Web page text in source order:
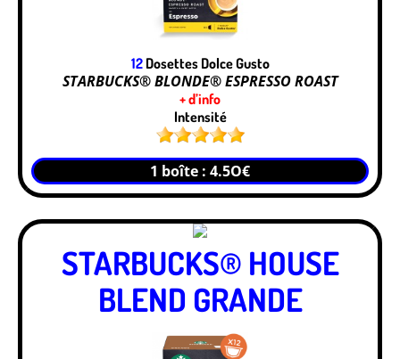
12Dosettes Dolce Gusto
STARBUCKS® BLONDE® ESPRESSO ROAST
+ d’info
Intensité
1 boîte : 4.5O€
STARBUCKS® HOUSE
BLEND GRANDE